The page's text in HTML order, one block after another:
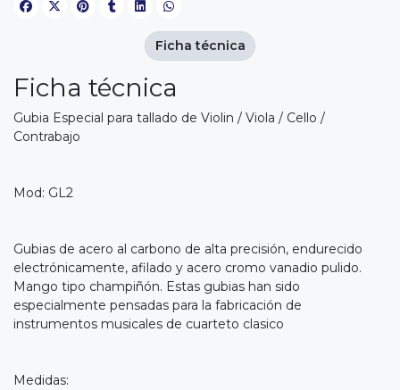
Ficha técnica
Gubia Especial para tallado de Violin / Viola / Cello /
Contrabajo
Mod: GL2
Gubias de acero al carbono de alta precisión, endurecido
electrónicamente, afilado y acero cromo vanadio pulido.
Mango tipo champiñón. Estas gubias han sido
especialmente pensadas para la fabricación de
instrumentos musicales de cuarteto clasico
Medidas:
Ficha técnica